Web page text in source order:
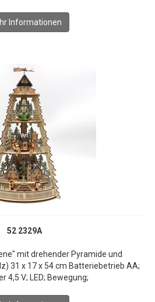
Informationen
52 2329A
mit drehender Pyramide und
31 x 17 x 54 cm Batteriebetrieb AA;
4,5 V; LED; Bewegung;